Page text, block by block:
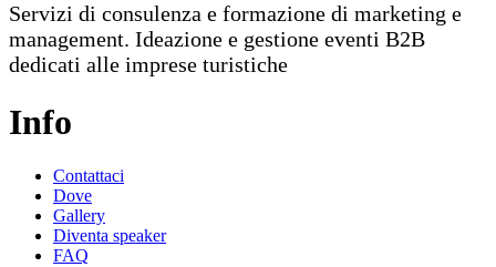
Servizi di consulenza e formazione di marketing e
management. Ideazione e gestione eventi B2B
dedicati alle imprese turistiche
Info
Contattaci
Dove
Gallery
Diventa speaker
FAQ